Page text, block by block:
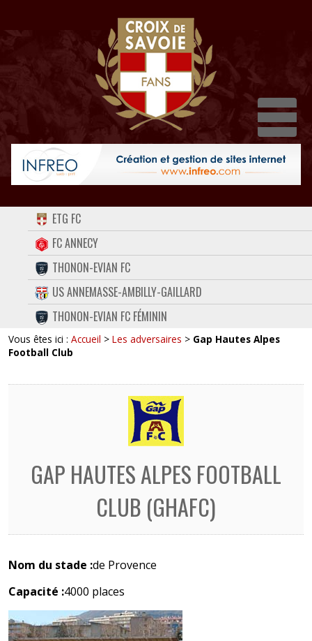
ACCUEIL
FORUM
CONTACT
FACEBOOK
TWITTER
INSTAGRAM
ETG FC
FC ANNECY
THONON-EVIAN FC
US ANNEMASSE-AMBILLY-GAILLARD
THONON-EVIAN FC FÉMININ
Vous êtes ici : Accueil > Les adversaires > Gap Hautes Alpes
Football Club
GAP HAUTES ALPES FOOTBALL
CLUB (GHAFC)
Nom du stade :de Provence
Capacité :4000 places